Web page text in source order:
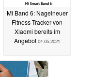
Mi Band 6: Nagelneuer
Fitness-Tracker von
Xiaomi bereits im
Angebot 04.05.2021